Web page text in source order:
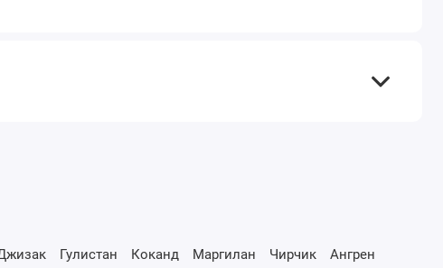
Гулистан Коканд Маргилан Чирчик
Ангрен